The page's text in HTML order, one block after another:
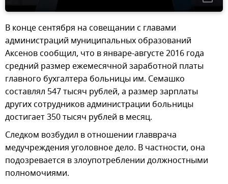
В конце сентября на совещании с главами
администраций муниципальных образований
Аксенов сообщил, что в январе-августе 2016 года
средний размер ежемесячной заработной платы
главного бухгалтера больницы им. Семашко
составлял 547 тысяч рублей, а размер зарплаты
других сотрудников администрации больницы
достигает 350 тысяч рублей в месяц.
Следком возбудил в отношении главврача
медучреждения уголовное дело. В частности, она
подозревается в злоупотреблении должностными
полномочиями.